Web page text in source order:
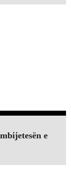
e